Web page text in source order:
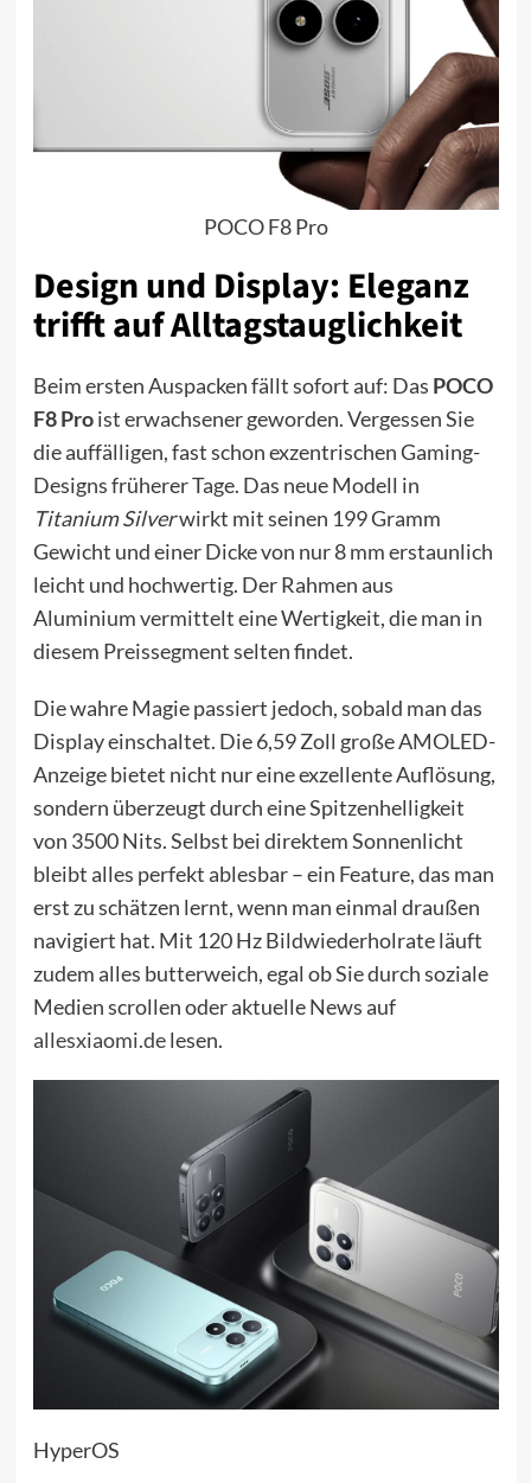
POCO F8 Pro
Design und Display: Eleganz
trifft auf Alltagstauglichkeit
Beim ersten Auspacken fällt sofort auf: Das POCO
F8 Proist erwachsener geworden. Vergessen Sie
die auffälligen, fast schon exzentrischen Gaming-
Designs früherer Tage. Das neue Modell in
Titanium Silverwirkt mit seinen 199 Gramm
Gewicht und einer Dicke von nur 8 mm erstaunlich
leicht und hochwertig. Der Rahmen aus
Aluminium vermittelt eine Wertigkeit, die man in
diesem Preissegment selten findet.
Die wahre Magie passiert jedoch, sobald man das
Display einschaltet. Die 6,59 Zoll große AMOLED-
Anzeige bietet nicht nur eine exzellente Auflösung,
sondern überzeugt durch eine Spitzenhelligkeit
von 3500 Nits. Selbst bei direktem Sonnenlicht
bleibt alles perfekt ablesbar – ein Feature, das man
erst zu schätzen lernt, wenn man einmal draußen
navigiert hat. Mit 120 Hz Bildwiederholrate läuft
zudem alles butterweich, egal ob Sie durch soziale
Medien scrollen oder aktuelle News auf
allesxiaomi.delesen.
HyperOS